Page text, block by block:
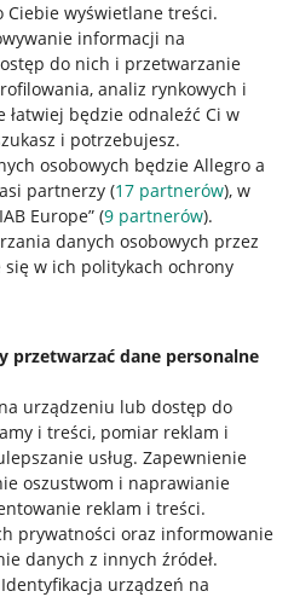
Ciebie wyświetlane treści.
informacji na
do nich i przetwarzanie
analiz rynkowych i
łatwiej będzie odnaleźć Ci w
i potrzebujesz.
osobowych będzie Allegro a
partnerzy (17 partnerów), w
Europe” (9 partnerów).
danych osobowych przez
w ich politykach ochrony
przetwarzać dane personalne
urządzeniu lub dostęp do
i treści, pomiar reklam i
usług. Zapewnienie
oszustwom i naprawianie
reklam i treści.
prywatności oraz informowanie
danych z innych źródeł.
Identyfikacja urządzeń na